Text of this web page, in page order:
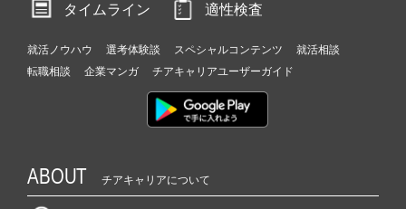
タイムライン
適性検査
就活ノウハウ 選考体験談 スペシャルコンテンツ
就活相談
転職相談
企業マンガ チアキャリアユーザーガイド
ABOUT チアキャリアについて